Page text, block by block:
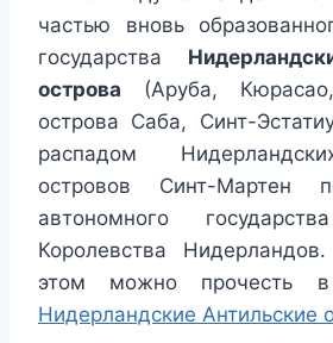
частью вновь
государства
острова (Аруба,
острова Саба, Синт-
распадом
островов Синт-Мартен
автономного
Королевства
этом можно прочесть
Нидерландские Антильские